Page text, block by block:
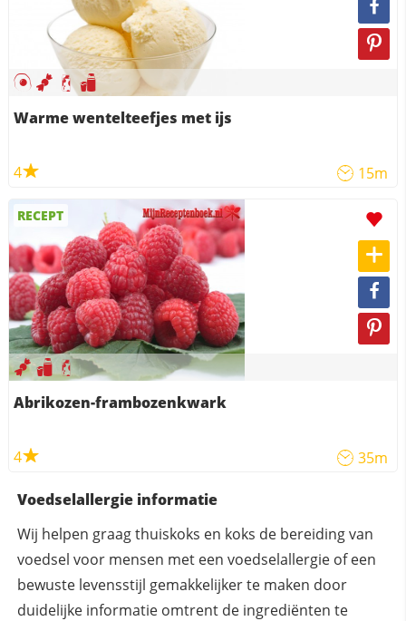
Warme wentelteefjes met ijs
4 15m
RECEPT
Abrikozen-frambozenkwark
4 35m
Voedselallergie informatie
Wij helpen graag thuiskoks en koks de bereiding van
voedsel voor mensen met een voedselallergie of een
bewuste levensstijl gemakkelijker te maken door
duidelijke informatie omtrent de ingrediënten te